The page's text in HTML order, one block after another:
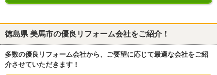
徳島県 美馬市の優良リフォーム会社をご紹介！
多数の優良リフォーム会社から、ご要望に応じて最適な会社をご紹
介させていただきます！